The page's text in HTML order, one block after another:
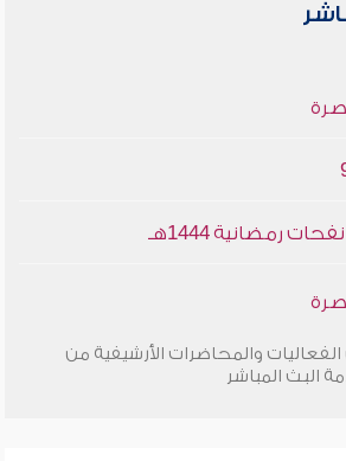
والمحاضرات الأرشيفية من
البث المباشر